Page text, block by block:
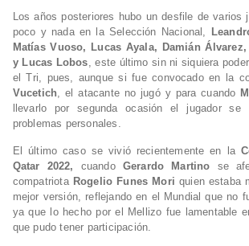
Los años posteriores hubo un desfile de varios
poco y nada en la Selección Nacional,
Matías Vuoso, Lucas Ayala, Damián
y Lucas Lobos, este último sin ni siquiera
el Tri, pues, aunque si fue convocado en la
Vucetich, el atacante no jugó y para cuando
llevarlo por segunda ocasión el jugador se
problemas personales.
El último caso se vivió recientemente en la
Qatar 2022,
cuando Gerardo Martino se
compatriota Rogelio Funes Mori quien estaba
mejor versión, reflejando en el Mundial que no
ya que lo hecho por el Mellizo fue lamentable
que pudo tener participación.